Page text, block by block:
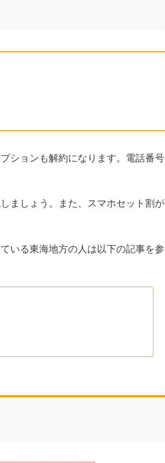
ションも解約になります。電話番号
ましょう。また、スマホセット割が
いる東海地方の人は以下の記事を参